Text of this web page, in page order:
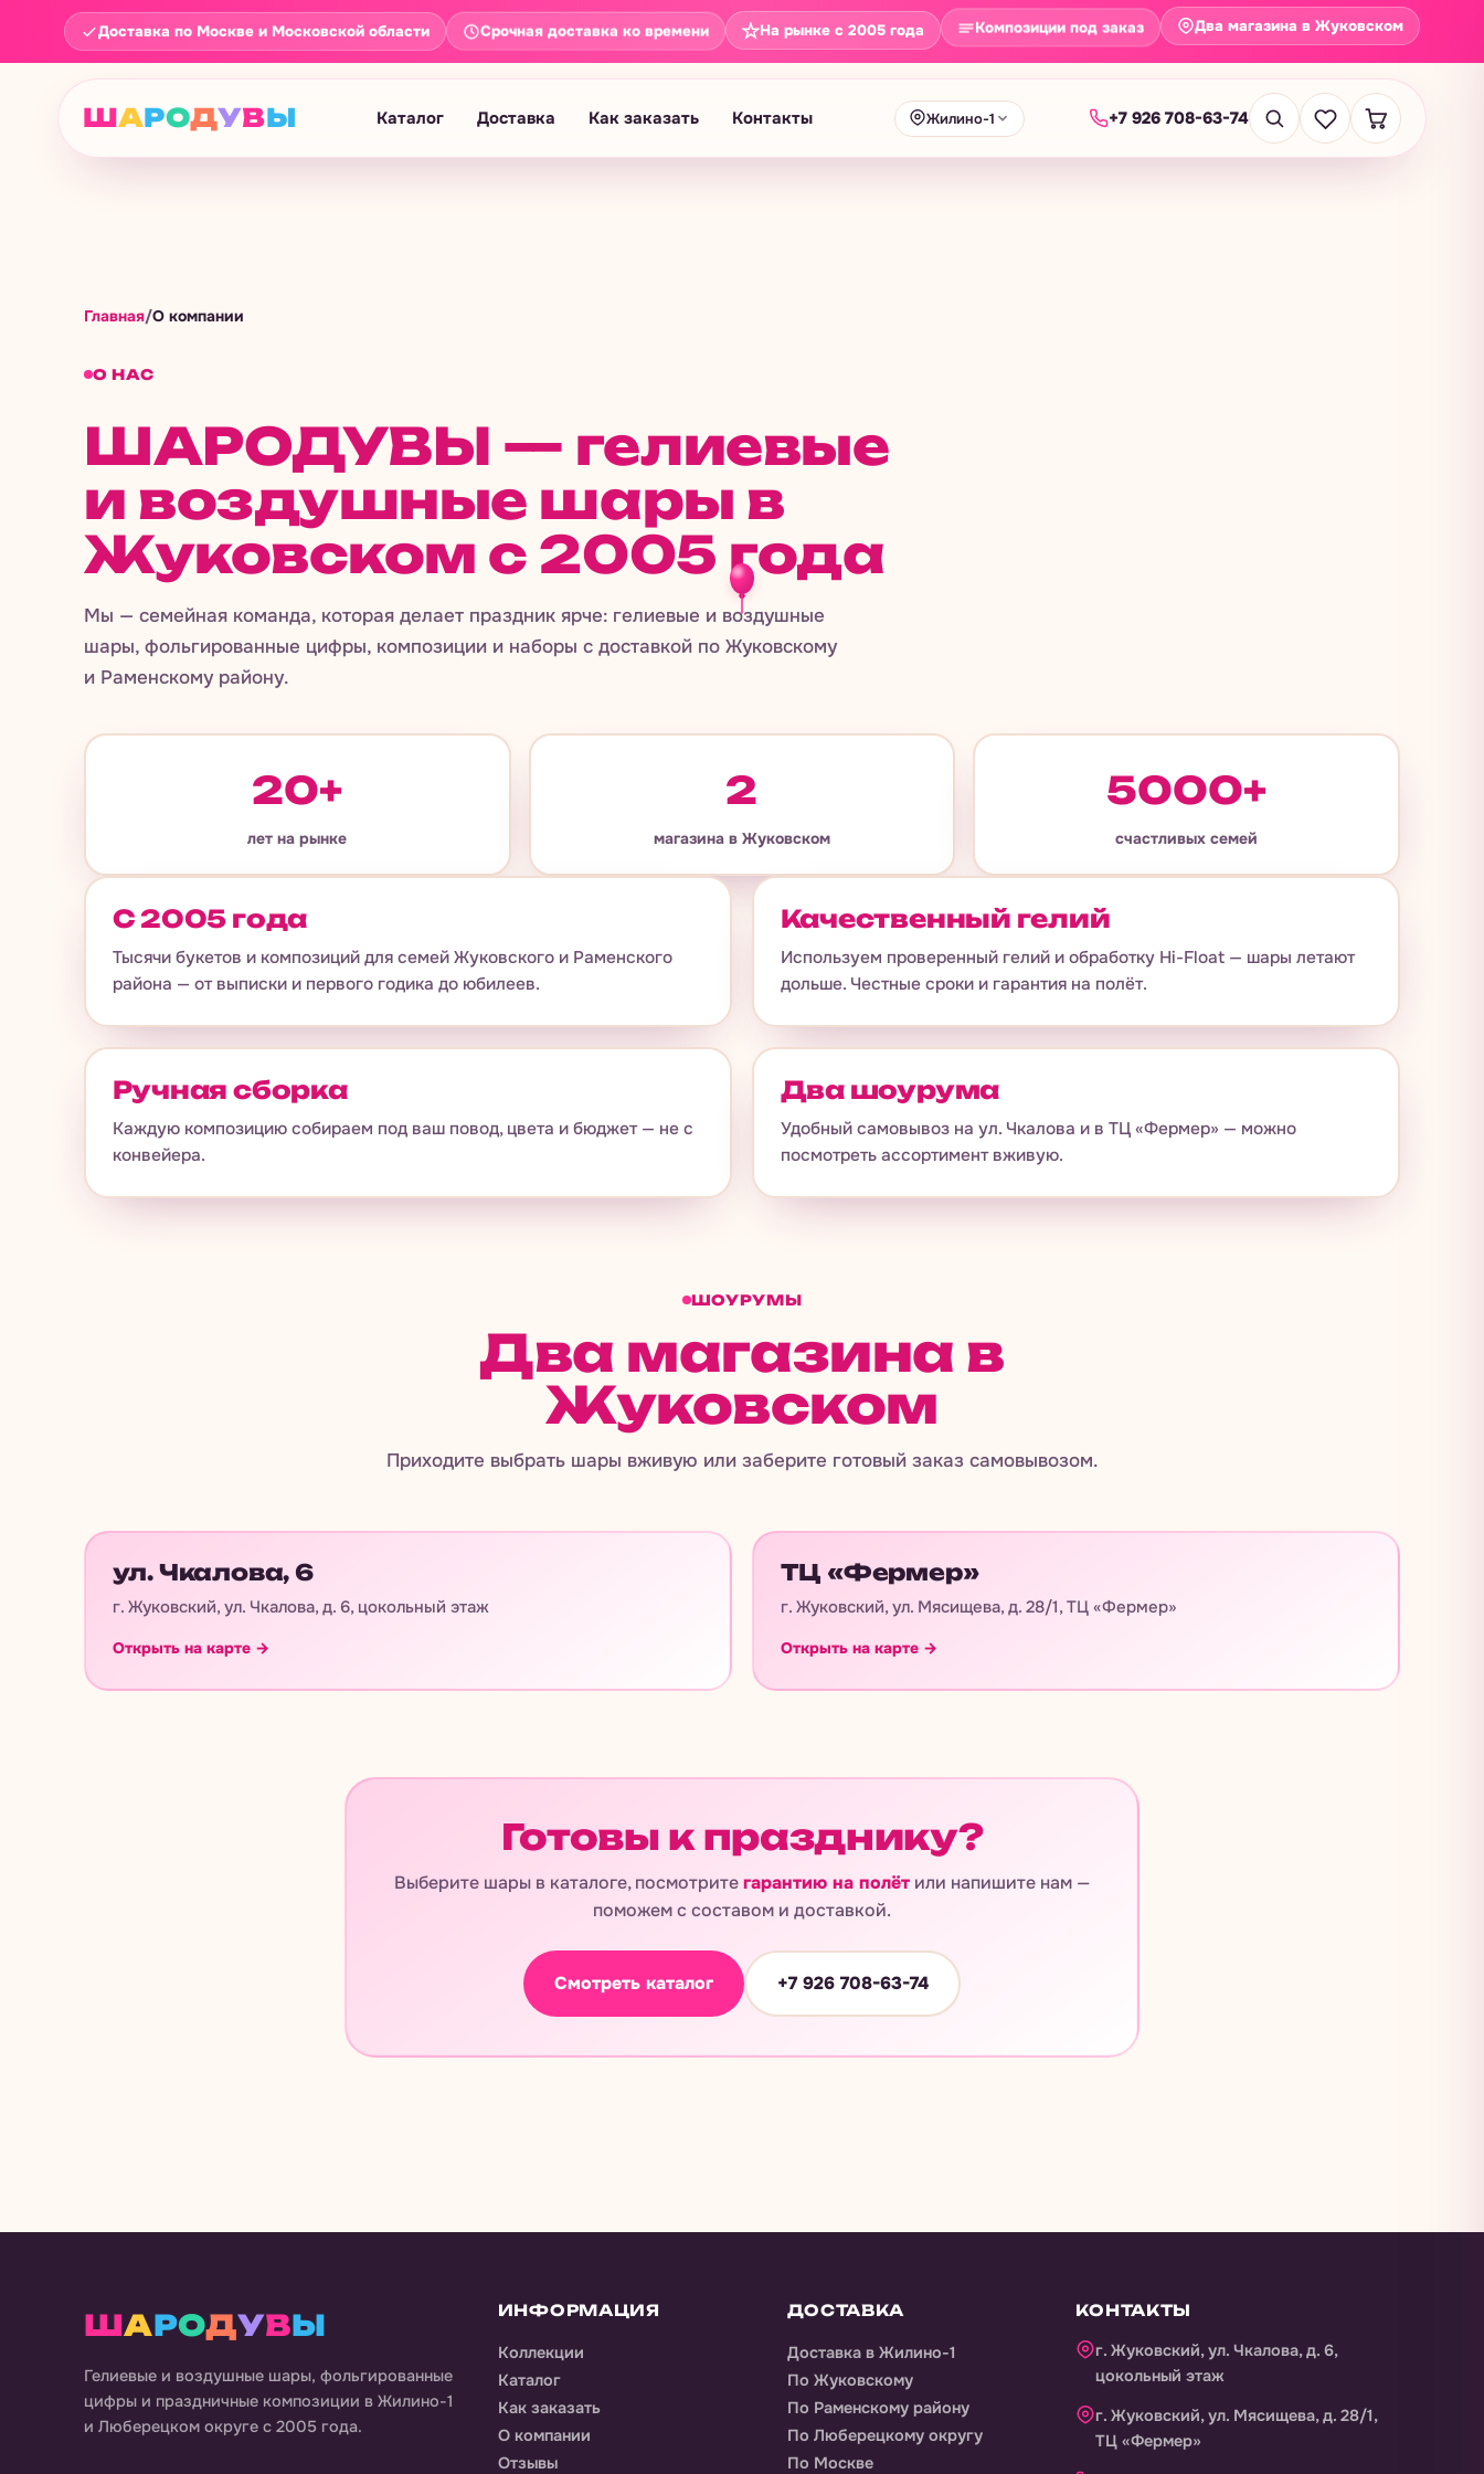
Доставка по Москве и Московской области Срочная доставка ко времени На рынке с 2005 года Композиции под заказ Два магазина в Жуковском
ШАРОДУВЫ Каталог Доставка Как заказать Контакты Жилино-1 +7 926 708-63-74
Главная/О компании
О НАС
ШАРОДУВЫ — гелиевые
и воздушные шары в
Жуковском с 2005 года
Мы — семейная команда, которая делает праздник ярче: гелиевые и воздушные
шары, фольгированные цифры, композиции и наборы с доставкой по Жуковскому
и Раменскому району.
20+
лет на рынке
2
магазина в Жуковском
5000+
счастливых семей
С 2005 года
Тысячи букетов и композиций для семей Жуковского и Раменского
района — от выписки и первого годика до юбилеев.
Качественный гелий
Используем проверенный гелий и обработку Hi-Float — шары летают
дольше. Честные сроки и гарантия на полёт.
Ручная сборка
Каждую композицию собираем под ваш повод, цвета и бюджет — не с
конвейера.
Два шоурума
Удобный самовывоз на ул. Чкалова и в ТЦ «Фермер» — можно
посмотреть ассортимент вживую.
ШОУРУМЫ
Два магазина в
Жуковском
Приходите выбрать шары вживую или заберите готовый заказ самовывозом.
ул. Чкалова, 6
г. Жуковский, ул. Чкалова, д. 6, цокольный этаж
Открыть на карте →
ТЦ «Фермер»
г. Жуковский, ул. Мясищева, д. 28/1, ТЦ «Фермер»
Открыть на карте →
Готовы к празднику?
Выберите шары в каталоге, посмотритегарантию на полёт или напишите нам —
поможем с составом и доставкой.
Смотреть каталог +7 926 708-63-74
ШАРОДУВЫ
Гелиевые и воздушные шары, фольгированные
цифры и праздничные композиции в Жилино-1
и Люберецком округе с 2005 года.
ИНФОРМАЦИЯ
Коллекции
Каталог
Как заказать
О компании
Отзывы
ДОСТАВКА
Доставкав Жилино-1
По Жуковскому
По Раменскому району
По Люберецкому округу
По Москве
КОНТАКТЫ
г. Жуковский, ул. Чкалова, д. 6,
цокольный этаж
г. Жуковский, ул. Мясищева, д. 28/1,
ТЦ «Фермер»